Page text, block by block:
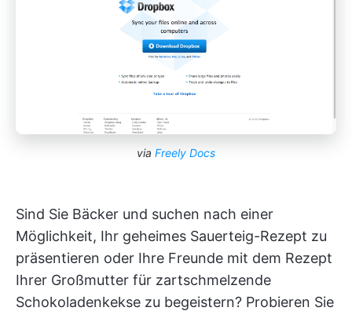
via Freely Docs
Sind Sie Bäcker und suchen nach einer
Möglichkeit, Ihr geheimes Sauerteig-Rezept zu
präsentieren oder Ihre Freunde mit dem Rezept
Ihrer Großmutter für zartschmelzende
Schokoladenkekse zu begeistern? Probieren Sie